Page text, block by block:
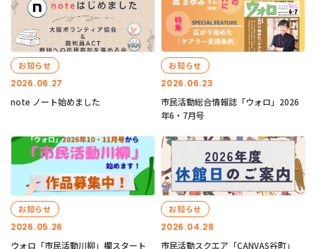
2026.06.27
お知らせ
note ノート始めました
2026.06.23
お知らせ
市民活動総合情報誌「ウォロ」2026
年6・7月号
2026.05.26
お知らせ
ウォロ「市民活動川柳」欄スタート
2026.04.28
お知らせ
市民活動スクエア「CANVAS谷町」